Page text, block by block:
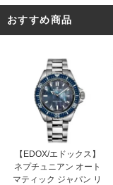
おすすめ商品
【EDOX/エドックス】
ネプチュニアン オート
マティック ジャパン リ